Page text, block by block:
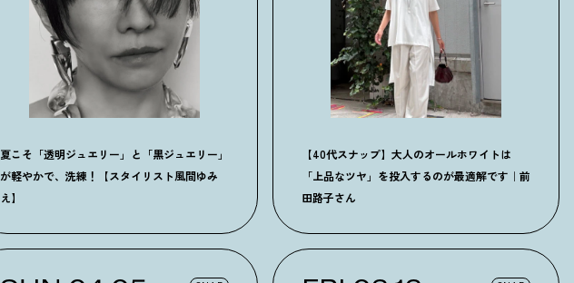
夏こそ「透明ジュエリー」と「黒ジュエリー」
が軽やかで、洗練 ！
【スタイリスト風間ゆみ
え】
【40代スナップ】大人のオールホワイトは
「上品なツヤ」を投入するのが最適解です｜前
田路子さん